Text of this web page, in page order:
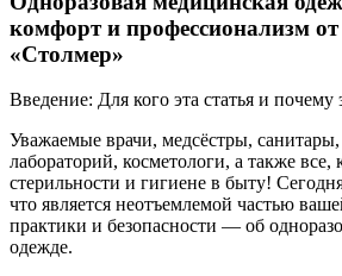
комфорт и профессионализм
«Столмер»
Введение: Для кого эта статья и почему
Уважаемые врачи, медсёстры,
лабораторий, косметологи, а также все,
стерильности и гигиене в быту!
что является неотъемлемой частью
практики и безопасности — об
одежде.